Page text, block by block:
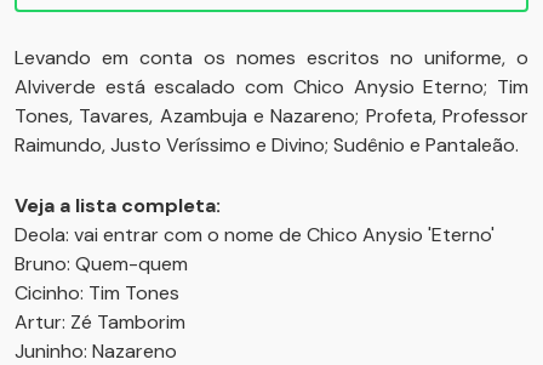
Levando em conta os nomes escritos no uniforme, o
Alviverde está escalado com Chico Anysio Eterno; Tim
Tones, Tavares, Azambuja e Nazareno; Profeta, Professor
Raimundo, Justo Veríssimo e Divino; Sudênio e Pantaleão.
Veja a lista completa:
Deola: vai entrar com o nome de Chico Anysio 'Eterno'
Bruno: Quem-quem
Cicinho: Tim Tones
Artur: Zé Tamborim
Juninho: Nazareno